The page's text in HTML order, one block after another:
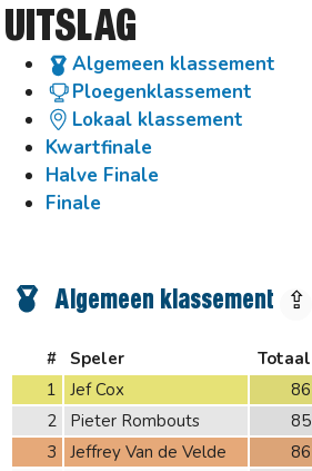
UITSLAG
Algemeen klassement
Ploegenklassement
Lokaal klassement
Kwartfinale
Halve Finale
Finale
Algemeen klassement ⇪
# Speler
Totaal
1
Jef Cox
86
2
Pieter Rombouts
85
3
Jeffrey Van de Velde
86